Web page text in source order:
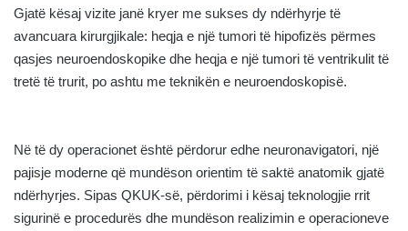
Gjatë kësaj vizite janë kryer me sukses dy ndërhyrje të
avancuara kirurgjikale: heqja e një tumori të hipofizës përmes
qasjes neuroendoskopike dhe heqja e një tumori të ventrikulit të
tretë të trurit, po ashtu me teknikën e neuroendoskopisë.
Në të dy operacionet është përdorur edhe neuronavigatori, një
pajisje moderne që mundëson orientim të saktë anatomik gjatë
ndërhyrjes. Sipas QKUK-së, përdorimi i kësaj teknologjie rrit
sigurinë e procedurës dhe mundëson realizimin e operacioneve